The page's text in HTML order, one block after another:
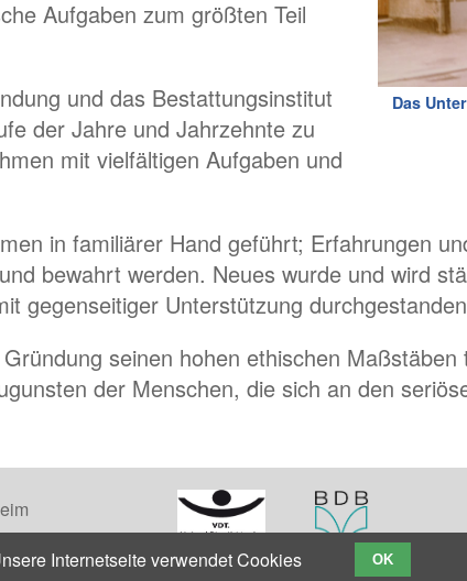
Das
Aufgaben zum größten Teil
und das Bestattungsinstitut
der Jahre und Jahrzehnte zu
mit vielfältigen Aufgaben und
in familiärer Hand geführt; Erfahrungen
bewahrt werden. Neues wurde und wird
gegenseitiger Unterstützung
seinen hohen ethischen
der Menschen, die sich an den
Internetseite verwendet Cookies
OK